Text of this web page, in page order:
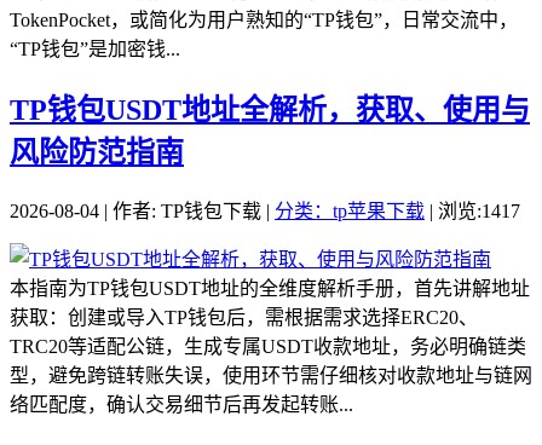
TokenPocket，或简化为用户熟知的“TP钱包”，日常交流中，
“TP钱包”是加密钱...
TP钱包USDT地址全解析，获取、使用与
风险防范指南
2026-08-04 | 作者: TP钱包下载 | 分类：tp苹果下载 | 浏览:1417
本指南为TP钱包USDT地址的全维度解析手册，首先讲解地址
获取：创建或导入TP钱包后，需根据需求选择ERC20、
TRC20等适配公链，生成专属USDT收款地址，务必明确链类
型，避免跨链转账失误，使用环节需仔细核对收款地址与链网
络匹配度，确认交易细节后再发起转账...